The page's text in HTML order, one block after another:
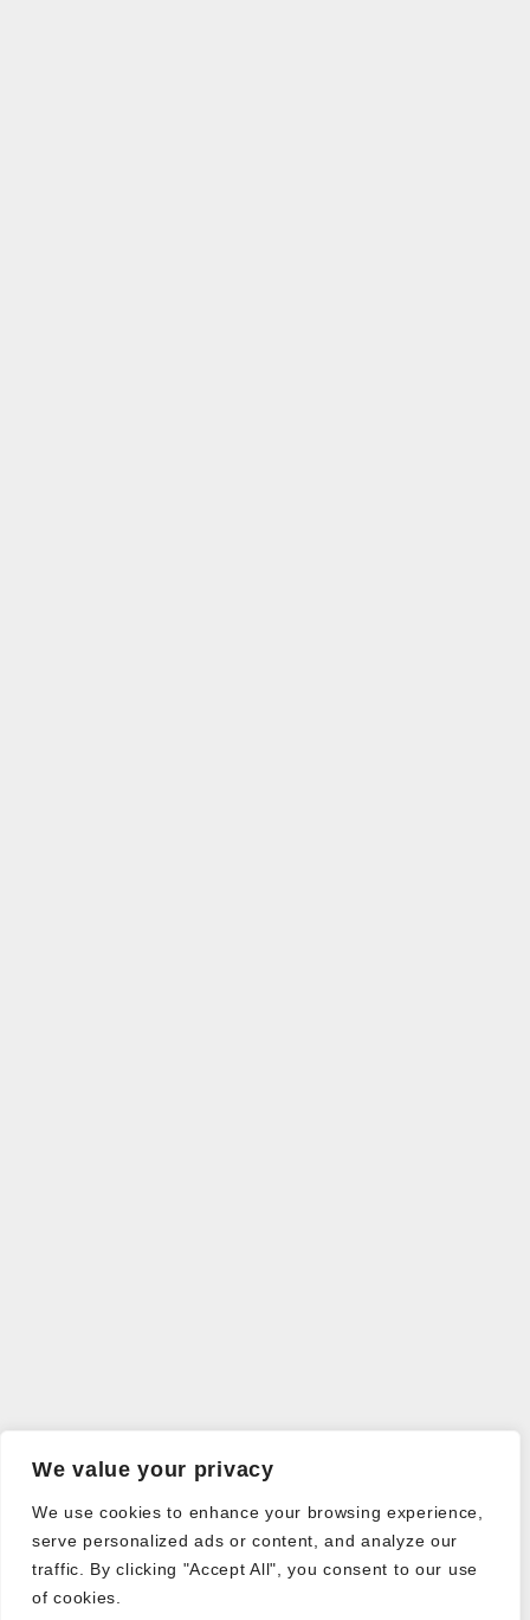
We value your privacy
We use cookies to enhance your browsing experience,
serve personalized ads or content, and analyze our
traffic. By clicking "Accept All", you consent to our use
of cookies.